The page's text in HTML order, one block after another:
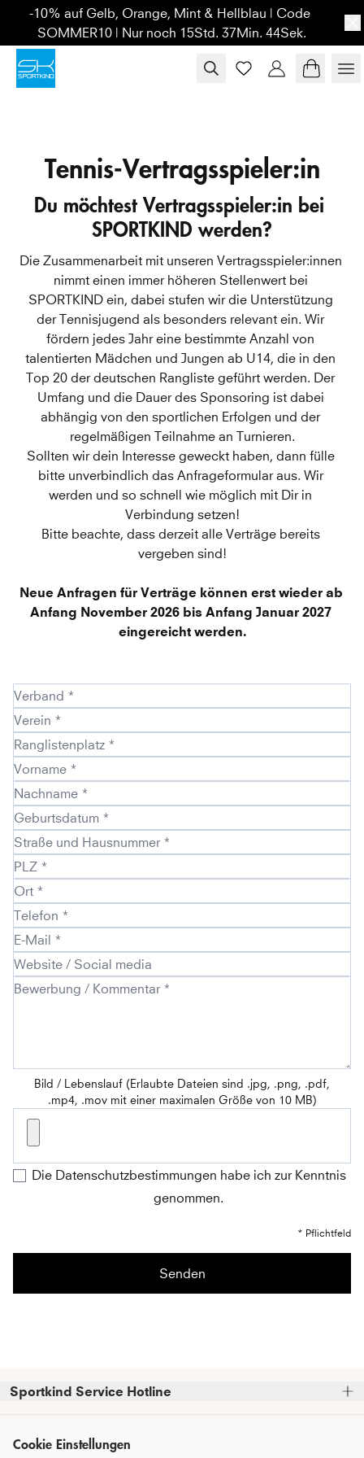
Skip to content
-10% auf Gelb, Orange, Mint & Hellblau | Code
SOMMER10 | Nur noch 15Std. 37Min. 44Sek.
Tennis-Vertragsspieler:in
Du möchtest Vertragsspieler:in bei
SPORTKIND werden?
Die Zusammenarbeit mit unseren Vertragsspieler:innen
nimmt einen immer höheren Stellenwert bei
SPORTKIND ein, dabei stufen wir die Unterstützung
der Tennisjugend als besonders relevant ein. Wir
fördern jedes Jahr eine bestimmte Anzahl von
talentierten Mädchen und Jungen ab U14, die in den
Top 20 der deutschen Rangliste geführt werden. Der
Umfang und die Dauer des Sponsoring ist dabei
abhängig von den sportlichen Erfolgen und der
regelmäßigen Teilnahme an Turnieren.
Sollten wir dein Interesse geweckt haben, dann fülle
bitte unverbindlich das Anfrageformular aus. Wir
werden und so schnell wie möglich mit Dir in
Verbindung setzen!
Bitte beachte, dass derzeit alle Verträge bereits
vergeben sind!
Neue Anfragen für Verträge können erst wieder ab
Anfang November 2026 bis Anfang Januar 2027
eingereicht werden.
Bild / Lebenslauf (Erlaubte Dateien sind .jpg, .png, .pdf,
.mp4, .mov mit einer maximalen Größe von 10 MB)
Die Datenschutzbestimmungen habe ich zur Kenntnis
genommen.
* Pflichtfeld
Senden
Sportkind Service Hotline
entgegennehmen können.
Kundenservice
Cookie Einstellungen